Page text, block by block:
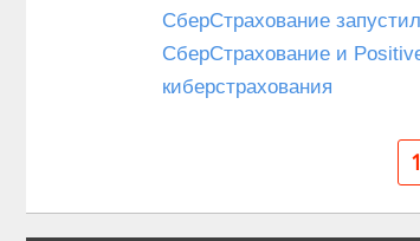
СберСтрахование
СберСтрахование и
киберстрахования
1